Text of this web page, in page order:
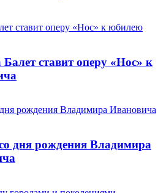
ставит оперу «Нос» к
дня рождения Владимира